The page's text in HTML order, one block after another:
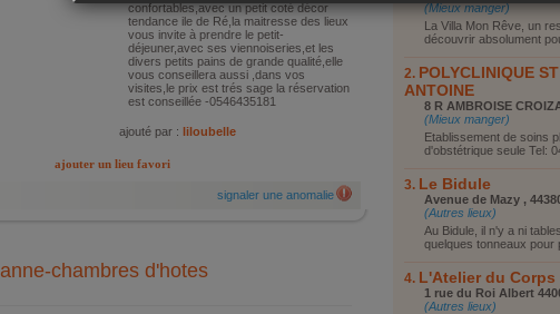
confortables,avec un petit coté décor
tendance ile de Ré,la maitresse des lieux
vous invite à prendre le petit-
déjeuner,avec ses viennoiseries,et les
divers petits pains de grande qualité,elle
vous conseillera aussi ,dans vos
visites,le prix est trés sage la réservation
est conseillée -0546435181
ajouté par : liloubelle
ajouter un lieu favori
signaler une anomalie
chambres d'hotes
(Mieux manger)
La Villa Mon Rêve, un
découvrir absolument
POLYCLINIQUE
ANTOINE
8 R AMBROISE
(Mieux manger)
Etablissement de soins
d'obstétrique seule Tel:
Le Bidule
Avenue de Mazy ,
(Autres lieux)
Au Bidule, il n'y a ni
quelques tonneaux pour
L'Atelier du Corps
1 rue du Roi Albert
(Autres lieux)